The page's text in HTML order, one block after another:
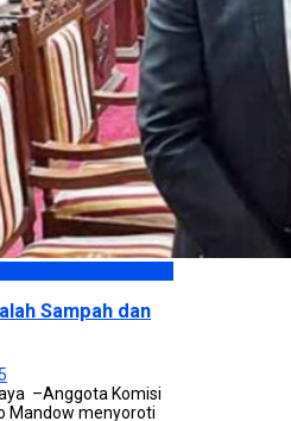
Sampah dan
–Anggota Komisi
Mandow menyoroti